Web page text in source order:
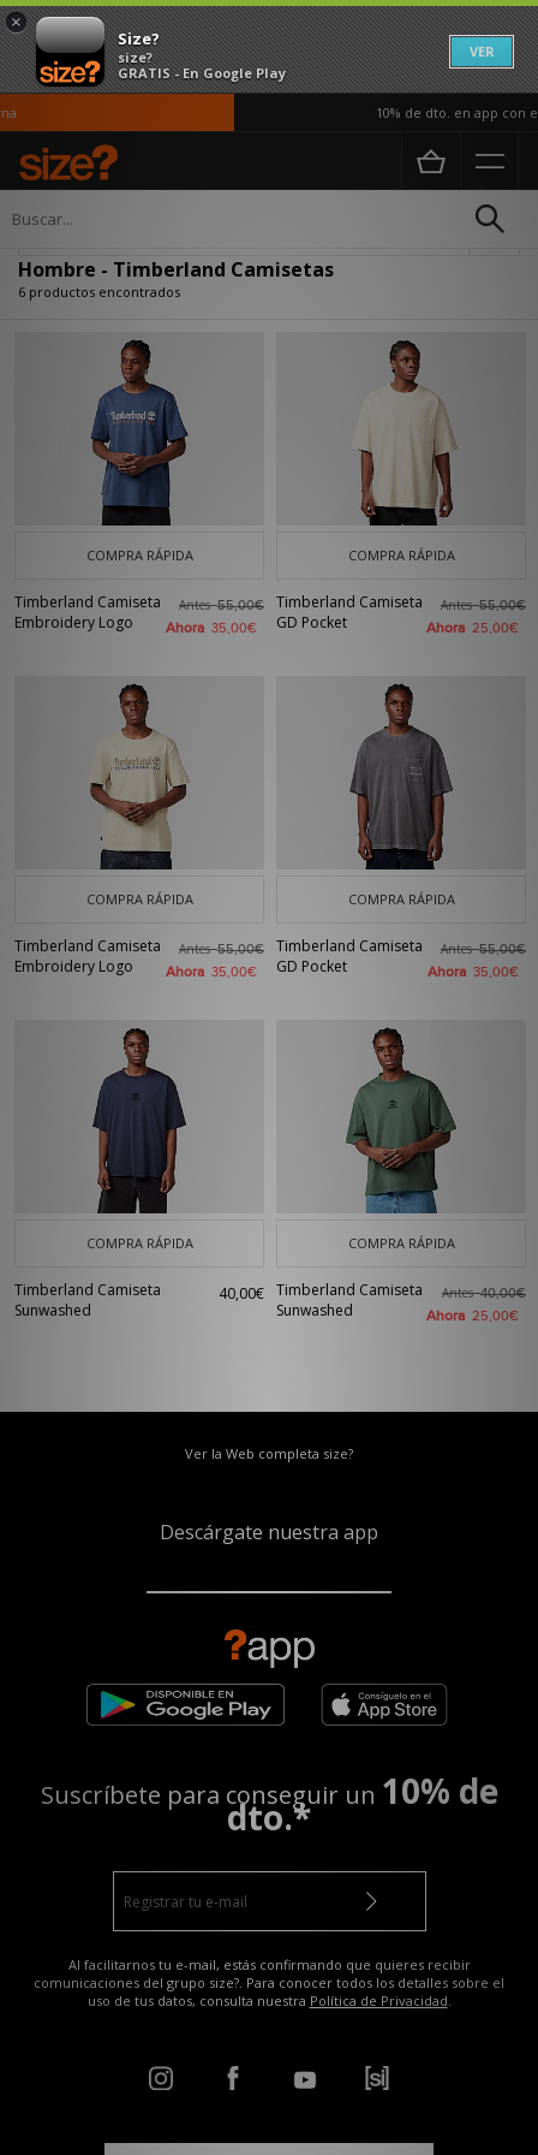
×
Size?
size?
GRATIS - En Google Play
VER
10% de dto. en app con el
Página principal
Hombre - Timberland Camisetas
6 productos encontrados
COMPRA RÁPIDA
Timberland Camiseta
Embroidery Logo
Antes55,00€
Ahora 35,00€
COMPRA RÁPIDA
Timberland Camiseta
GD Pocket
Antes55,00€
Ahora 25,00€
COMPRA RÁPIDA
Timberland Camiseta
Embroidery Logo
Antes55,00€
Ahora 35,00€
COMPRA RÁPIDA
Timberland Camiseta
GD Pocket
Antes55,00€
Ahora 35,00€
COMPRA RÁPIDA
Timberland Camiseta
Sunwashed
40,00€
COMPRA RÁPIDA
Timberland Camiseta
Sunwashed
Antes40,00€
Ahora 25,00€
Ver la Web completa size?
Descárgate nuestra app
Suscríbete para conseguir un 10% de
dto.*
Al facilitarnos tu e-mail, estás confirmando que quieres recibir
comunicaciones del grupo size?. Para conocer todos los detalles sobre el
uso de tus datos, consulta nuestra Política de Privacidad.